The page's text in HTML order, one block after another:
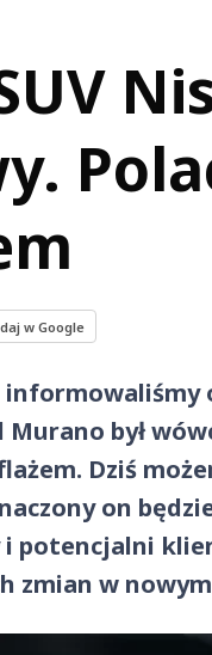
w Google
Murano był
Dziś
on
potencjalni
zmian w